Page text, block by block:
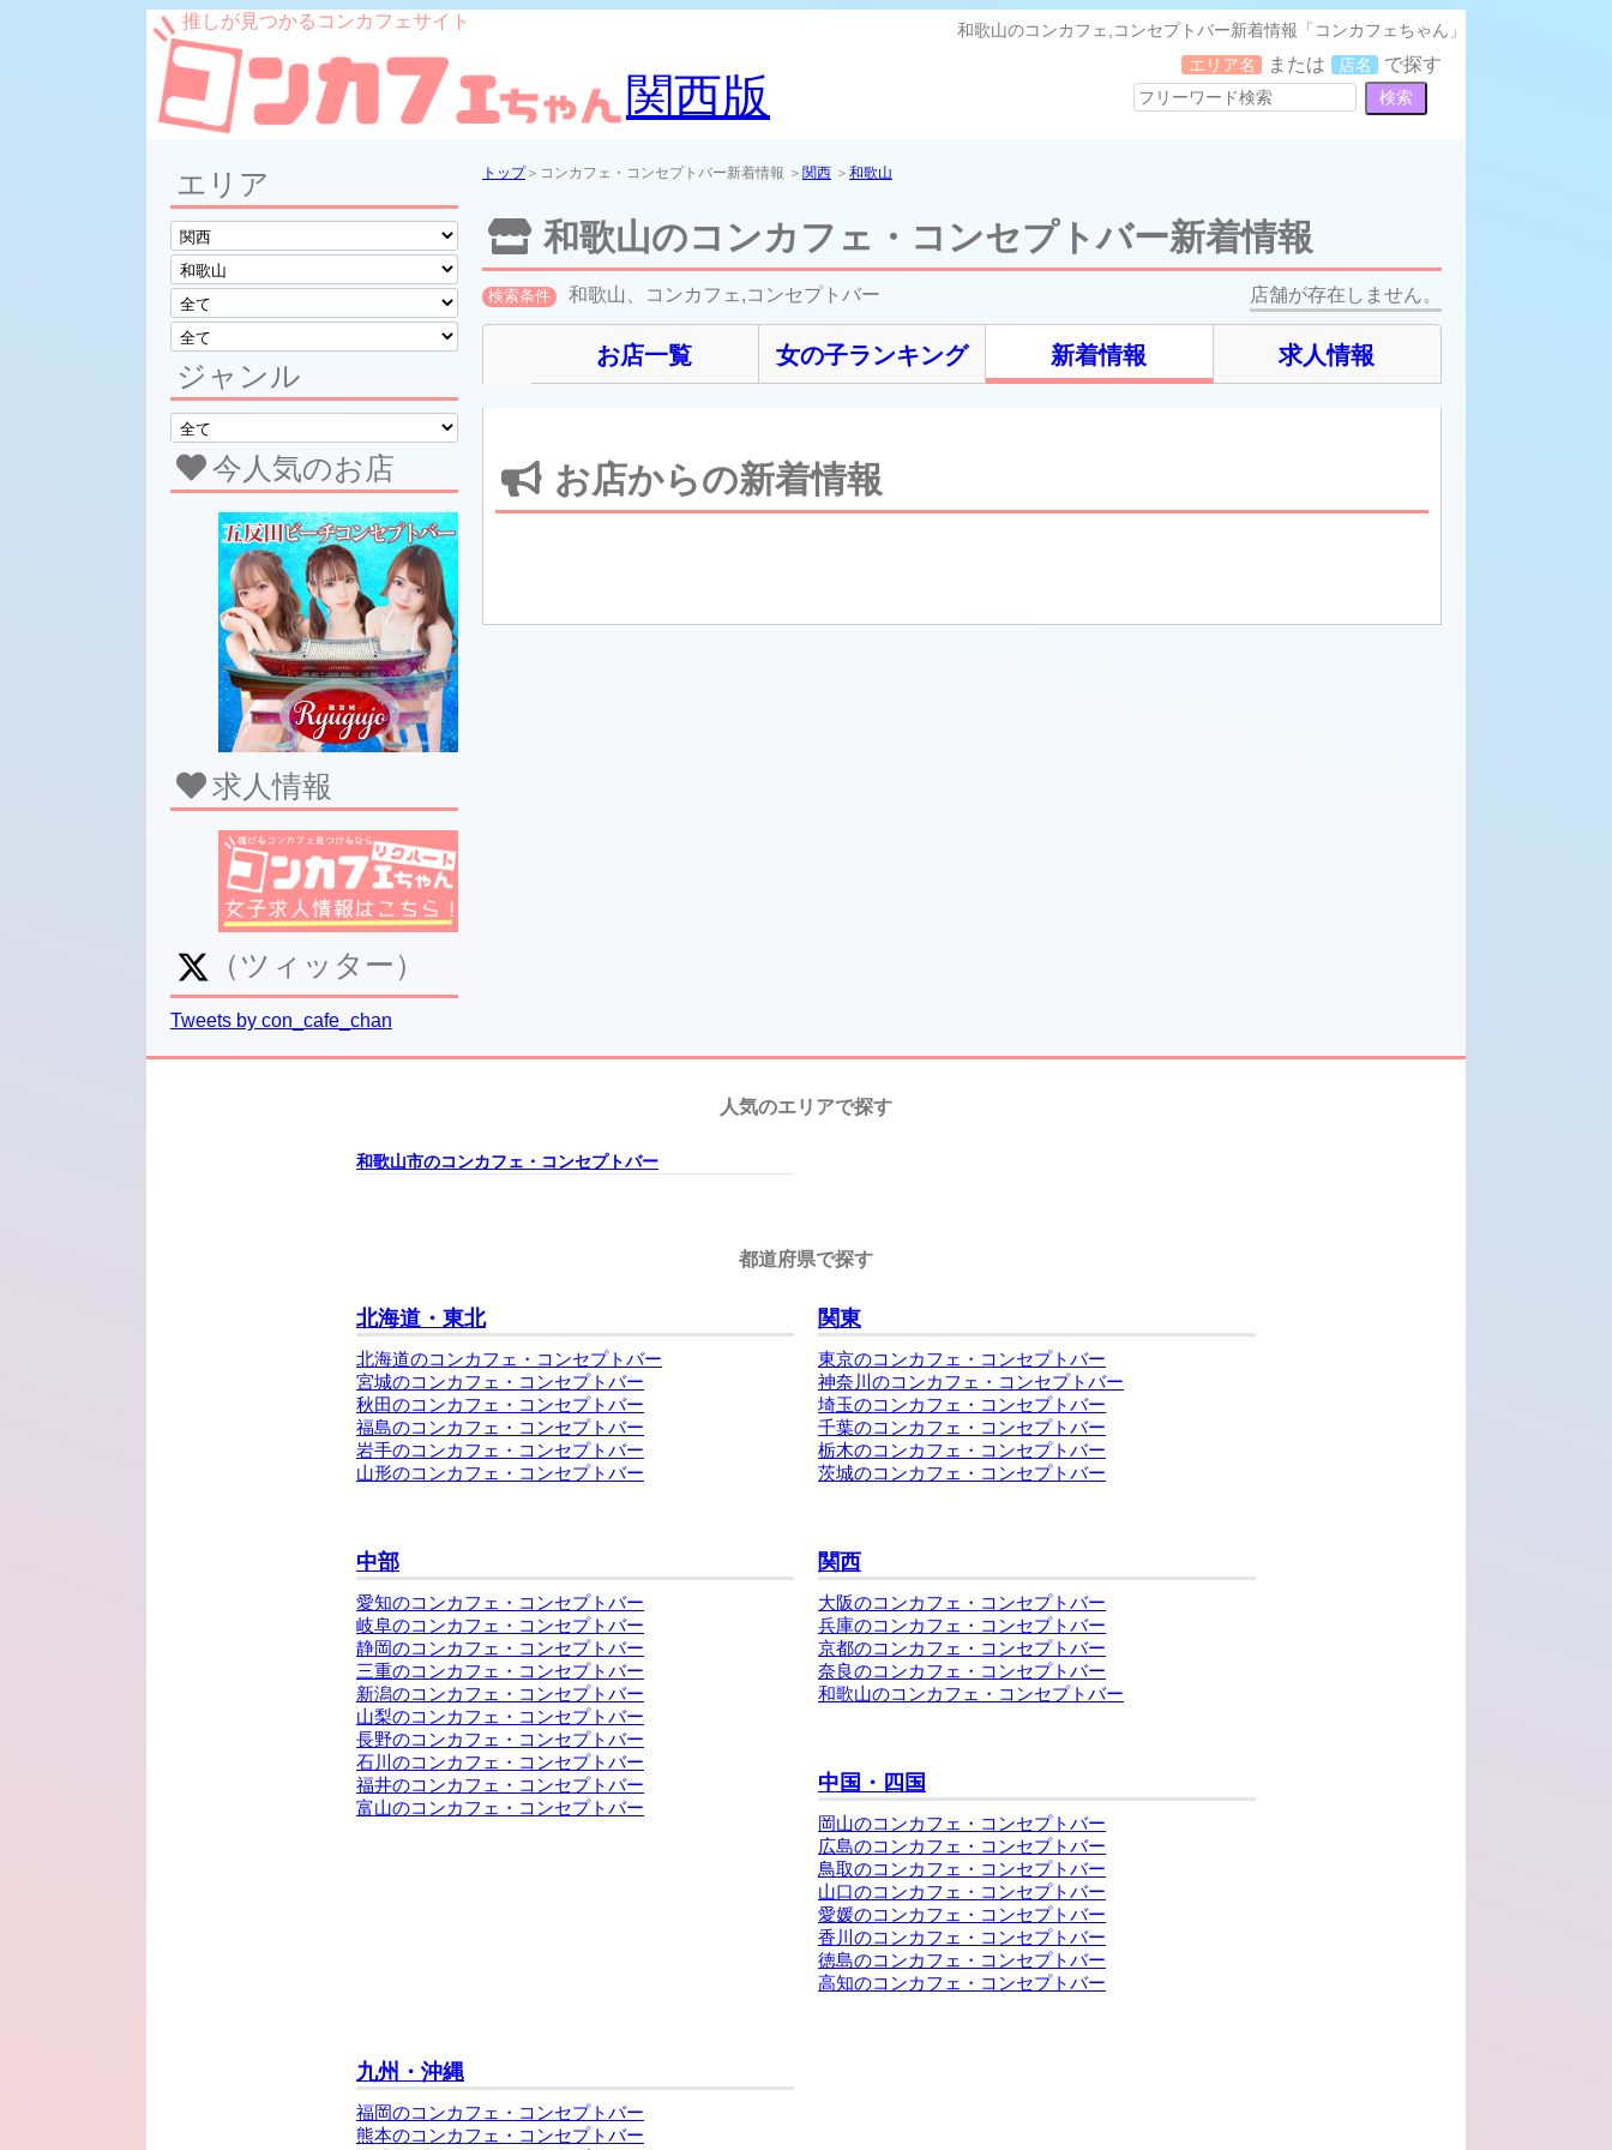
和歌山のコンカフェ,コンセプトバー新着情報「コンカフェちゃん」
推しが見つかるコンカフェサイト
関西版
エリア名 または 店名 で探す
エリア
ジャンル
今人気のお店
求人情報
（ツィッター）
Tweets by con_cafe_chan
トップ＞コンカフェ・コンセプトバー新着情報 ＞ 関西 ＞ 和歌山
和歌山のコンカフェ・コンセプトバー新着情報
検索条件 和歌山、コンカフェ,コンセプトバー 店舗が存在しません。
お店一覧 女の子ランキング 新着情報 求人情報
お店からの新着情報
人気のエリアで探す
和歌山市のコンカフェ・コンセプトバー
都道府県で探す
北海道・東北
北海道のコンカフェ・コンセプトバー
宮城のコンカフェ・コンセプトバー
秋田のコンカフェ・コンセプトバー
福島のコンカフェ・コンセプトバー
岩手のコンカフェ・コンセプトバー
山形のコンカフェ・コンセプトバー
関東
東京のコンカフェ・コンセプトバー
神奈川のコンカフェ・コンセプトバー
埼玉のコンカフェ・コンセプトバー
千葉のコンカフェ・コンセプトバー
栃木のコンカフェ・コンセプトバー
茨城のコンカフェ・コンセプトバー
中部
愛知のコンカフェ・コンセプトバー
岐阜のコンカフェ・コンセプトバー
静岡のコンカフェ・コンセプトバー
三重のコンカフェ・コンセプトバー
新潟のコンカフェ・コンセプトバー
山梨のコンカフェ・コンセプトバー
長野のコンカフェ・コンセプトバー
石川のコンカフェ・コンセプトバー
福井のコンカフェ・コンセプトバー
富山のコンカフェ・コンセプトバー
関西
大阪のコンカフェ・コンセプトバー
兵庫のコンカフェ・コンセプトバー
京都のコンカフェ・コンセプトバー
奈良のコンカフェ・コンセプトバー
和歌山のコンカフェ・コンセプトバー
中国・四国
岡山のコンカフェ・コンセプトバー
広島のコンカフェ・コンセプトバー
鳥取のコンカフェ・コンセプトバー
山口のコンカフェ・コンセプトバー
愛媛のコンカフェ・コンセプトバー
香川のコンカフェ・コンセプトバー
徳島のコンカフェ・コンセプトバー
高知のコンカフェ・コンセプトバー
九州・沖縄
福岡のコンカフェ・コンセプトバー
熊本のコンカフェ・コンセプトバー